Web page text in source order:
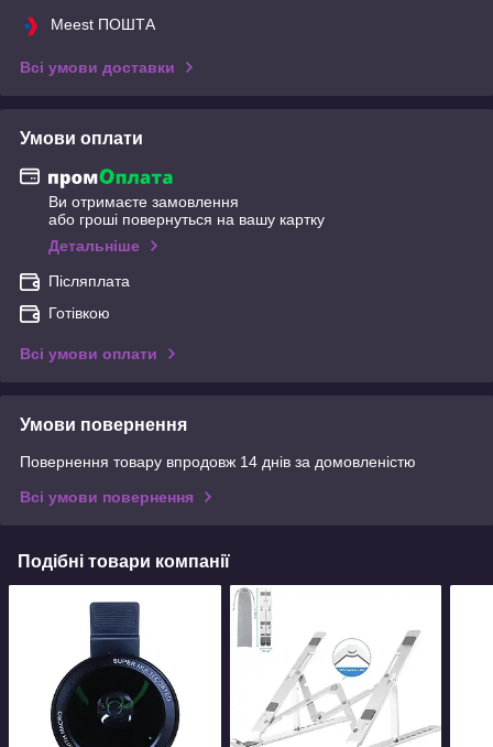
Meest ПОШТА
Всі умови доставки
Умови оплати
Ви отримаєте замовлення
або гроші повернуться на вашу картку
Детальніше
Післяплата
Готівкою
Всі умови оплати
Умови повернення
Повернення товару впродовж 14 днів за домовленістю
Всі умови повернення
Подібні товари компанії